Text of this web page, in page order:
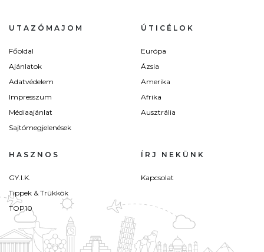
UTAZÓMAJOM
Főoldal
Ajánlatok
Adatvédelem
Impresszum
Médiaajánlat
Sajtómegjelenések
ÚTICÉLOK
Európa
Ázsia
Amerika
Afrika
Ausztrália
HASZNOS
GY.I.K.
Tippek & Trükkök
TOP10
ÍRJ NEKÜNK
Kapcsolat